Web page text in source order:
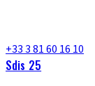
+33 3 81 60 16 10
Sdis 25